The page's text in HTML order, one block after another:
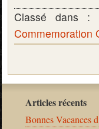
Classé dans :
Commemoration
Articles récents
Bonnes Vacances